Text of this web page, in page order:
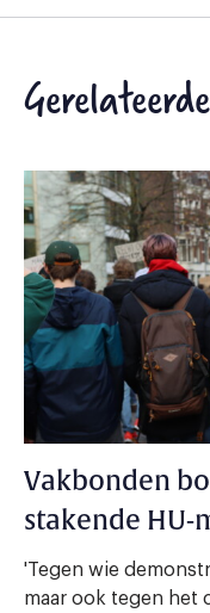
Vakbonden
stakende
'Tegen wie
maar ook tegen het